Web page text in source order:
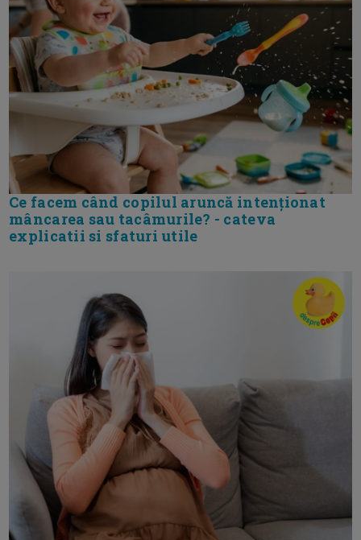
Ce facem când copilul aruncă intenționat
mâncarea sau tacâmurile? - cateva
explicatii si sfaturi utile